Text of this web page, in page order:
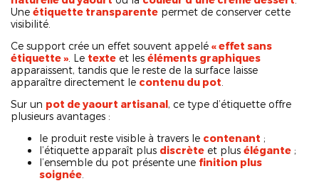
Une étiquette transparente permet de conserver cette
visibilité.
Ce support crée un effet souvent appelé « effet sans
étiquette » . Le texte et les éléments graphiques
apparaissent, tandis que le reste de la surface laisse
apparaître directement le contenu du pot
Sur un pot de yaourt artisanal, ce type d’étiquette offre
plusieurs avantages :
le produit reste visible à travers le contenant ;
l’étiquette apparaît plus discrète et plus élégante ;
l’ensemble du pot présente une finition plus
soignée